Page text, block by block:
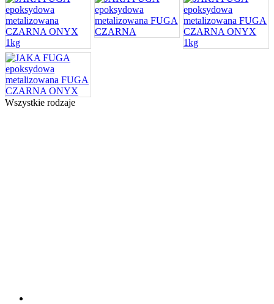
Wszystkie rodzaje